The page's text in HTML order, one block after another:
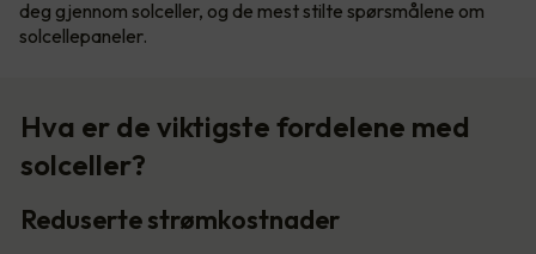
deg gjennom solceller, og de mest stilte spørsmålene om
solcellepaneler.
Hva er de viktigste fordelene med
solceller?
Reduserte strømkostnader